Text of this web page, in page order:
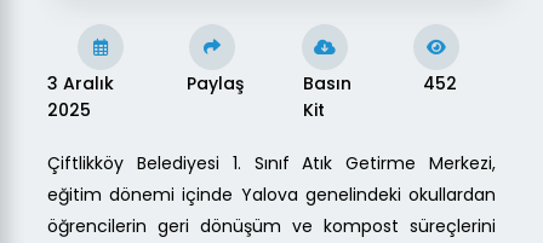
3 Aralık
2025
Paylaş
Basın
Kit
452
Çiftlikköy Belediyesi 1. Sınıf Atık Getirme Merkezi,
eğitim dönemi içinde Yalova genelindeki okullardan
öğrencilerin geri dönüşüm ve kompost süreçlerini